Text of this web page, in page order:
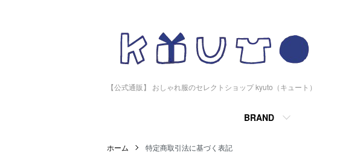
【公式通販】 おしゃれ服のセレクトショップ kyuto（キュート）
BRAND
ホーム 特定商取引法に基づく表記